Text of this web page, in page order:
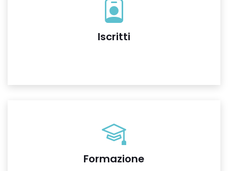
Iscritti
Formazione